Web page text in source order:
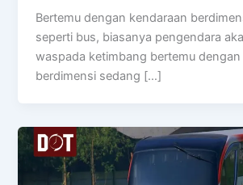
Bertemu dengan kendaraan
seperti bus, biasanya pengendara
waspada ketimbang bertemu dengan
berdimensi sedang […]